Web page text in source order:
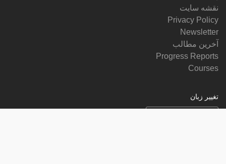
نقشه سایت
Privacy Policy
Newsletter
آخرین مطالب
Progress Reports
Courses
تغییر زبان